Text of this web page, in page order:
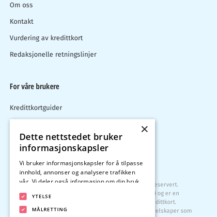
Om oss
Kontakt
Vurdering av kredittkort
Redaksjonelle retningslinjer
For våre brukere
Kredittkortguider
Kredittkort test
Copyright © 2026 Kredittkort360.com. Alle rettigheter reservert.
Kredittkort360.com drives av Compary AB (556955-1004) og er en
uavhengig, annonsestøttet sammenligningsside for kredittkort.
Kredittkortene som sees på nettsiden kan komme fra selskaper som
×
Dette nettstedet bruker
informasjonskapsler
Vi bruker informasjonskapsler for å tilpasse
innhold, annonser og analysere trafikken
vår. Vi deler også informasjon om din bruk
og analysepartnere som kan kombinere den
med annen informasjon du har gitt dem
YTELSE
MÅLRETTING